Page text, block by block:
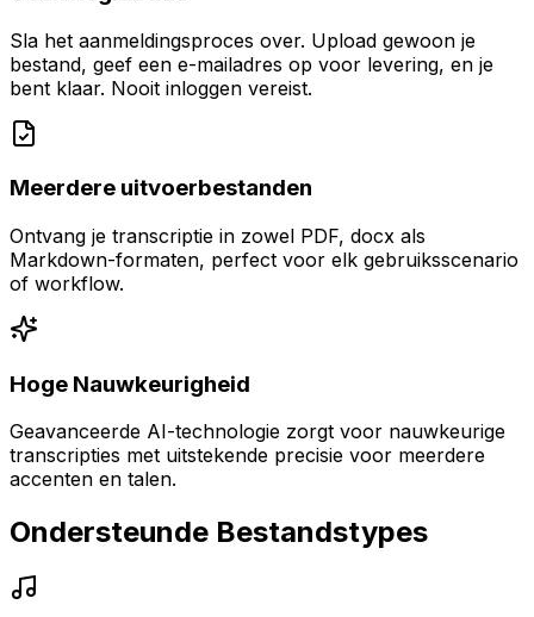
Sla het aanmeldingsproces over. Upload gewoon je
bestand, geef een e-mailadres op voor levering, en je
bent klaar. Nooit inloggen vereist.
Meerdere uitvoerbestanden
Ontvang je transcriptie in zowel PDF, docx als
Markdown-formaten, perfect voor elk gebruiksscenario
of workflow.
Hoge Nauwkeurigheid
Geavanceerde AI-technologie zorgt voor nauwkeurige
transcripties met uitstekende precisie voor meerdere
accenten en talen.
Ondersteunde Bestandstypes